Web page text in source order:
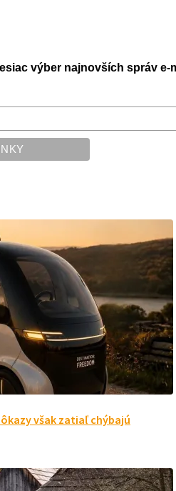
výber najnovších správ e-
však zatiaľ chýbajú